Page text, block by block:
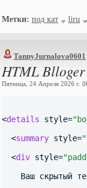
Метки: под кат liru
TannyJurnalova0601
HTML
Пятница, 24 Апреля 2026 г.
<details style=
  <
summary style=
  <
div style=
Ваш скрытый